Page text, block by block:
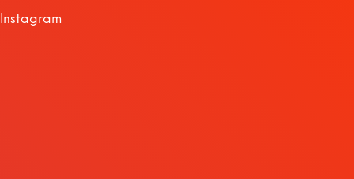
Instagram